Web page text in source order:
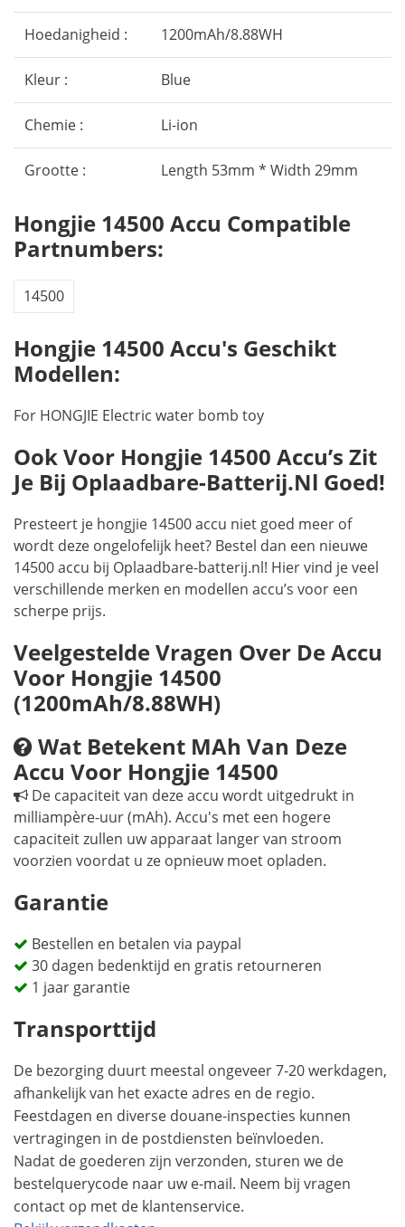
Hoedanigheid : 1200mAh/8.88WH
Kleur : Blue
Chemie : Li-ion
Grootte : Length 53mm * Width 29mm
Hongjie 14500 Accu Compatible
Partnumbers:
14500
Hongjie 14500 Accu's Geschikt
Modellen:
For HONGJIE Electric water bomb toy
Ook Voor Hongjie 14500 Accu’s Zit
Je Bij Oplaadbare-Batterij.nl Goed!
Presteert je hongjie 14500 accu niet goed meer of
wordt deze ongelofelijk heet? Bestel dan een nieuwe
14500 accu bij Oplaadbare-batterij.nl! Hier vind je veel
verschillende merken en modellen accu’s voor een
scherpe prijs.
Veelgestelde Vragen Over De Accu
Voor Hongjie 14500
(1200mAh/8.88WH)
Wat Betekent MAh Van Deze
Accu Voor Hongjie 14500
De capaciteit van deze accu wordt uitgedrukt in
milliampère-uur (mAh). Accu's met een hogere
capaciteit zullen uw apparaat langer van stroom
voorzien voordat u ze opnieuw moet opladen.
Garantie
Bestellen en betalen via paypal
30 dagen bedenktijd en gratis retourneren
1 jaar garantie
Transporttijd
De bezorging duurt meestal ongeveer 7-20 werkdagen,
afhankelijk van het exacte adres en de regio.
Feestdagen en diverse douane-inspecties kunnen
vertragingen in de postdiensten beïnvloeden.
Nadat de goederen zijn verzonden, sturen we de
bestelquerycode naar uw e-mail. Neem bij vragen
contact op met de klantenservice.